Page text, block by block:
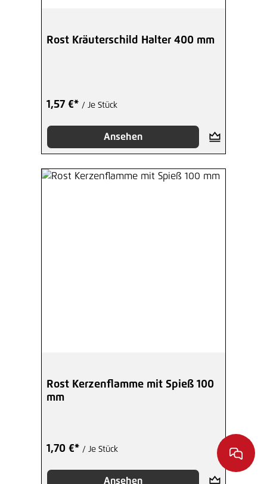
Rost Kräuterschild Halter 400 mm
1,57 €* / Je Stück
Ansehen
Rost Kerzenflamme mit Spieß 100
mm
1,70 €* / Je Stück
Ansehen